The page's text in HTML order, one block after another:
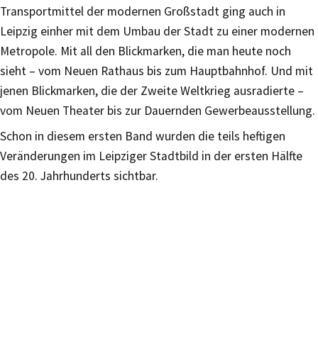
Transportmittel der modernen Großstadt ging auch in
Leipzig einher mit dem Umbau der Stadt zu einer modernen
Metropole. Mit all den Blickmarken, die man heute noch
sieht – vom Neuen Rathaus bis zum Hauptbahnhof. Und mit
jenen Blickmarken, die der Zweite Weltkrieg ausradierte –
vom Neuen Theater bis zur Dauernden Gewerbeausstellung.
Schon in diesem ersten Band wurden die teils heftigen
Veränderungen im Leipziger Stadtbild in der ersten Hälfte
des 20. Jahrhunderts sichtbar.